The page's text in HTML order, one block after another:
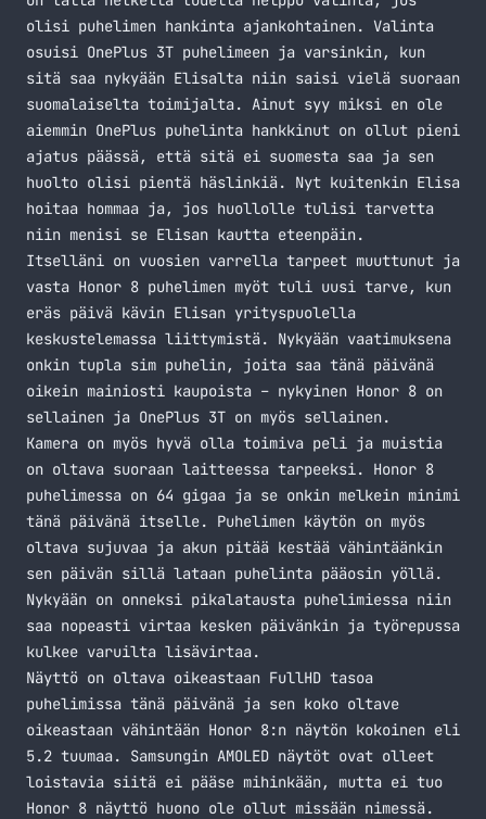
olisi puhelimen hankinta ajankohtainen. Valinta
osuisi OnePlus 3T puhelimeen ja varsinkin, kun
sitä saa nykyään Elisalta niin saisi vielä suoraan
suomalaiselta toimijalta. Ainut syy miksi en ole
aiemmin OnePlus puhelinta hankkinut on ollut pieni
ajatus päässä, että sitä ei suomesta saa ja sen
huolto olisi pientä häslinkiä. Nyt kuitenkin Elisa
hoitaa hommaa ja, jos huollolle tulisi tarvetta
niin menisi se Elisan kautta eteenpäin.
Itselläni on vuosien varrella tarpeet muuttunut ja
vasta Honor 8 puhelimen myöt tuli uusi tarve, kun
eräs päivä kävin Elisan yrityspuolella
keskustelemassa liittymistä. Nykyään vaatimuksena
onkin tupla sim puhelin, joita saa tänä päivänä
oikein mainiosti kaupoista – nykyinen Honor 8 on
sellainen ja OnePlus 3T on myös sellainen.
Kamera on myös hyvä olla toimiva peli ja muistia
on oltava suoraan laitteessa tarpeeksi. Honor 8
puhelimessa on 64 gigaa ja se onkin melkein minimi
tänä päivänä itselle. Puhelimen käytön on myös
oltava sujuvaa ja akun pitää kestää vähintäänkin
sen päivän sillä lataan puhelinta pääosin yöllä.
Nykyään on onneksi pikalatausta puhelimiessa niin
saa nopeasti virtaa kesken päivänkin ja työrepussa
kulkee varuilta lisävirtaa.
Näyttö on oltava oikeastaan FullHD tasoa
puhelimissa tänä päivänä ja sen koko oltave
oikeastaan vähintään Honor 8:n näytön kokoinen eli
5.2 tuumaa. Samsungin AMOLED näytöt ovat olleet
loistavia siitä ei pääse mihinkään, mutta ei tuo
Honor 8 näyttö huono ole ollut missään nimessä.